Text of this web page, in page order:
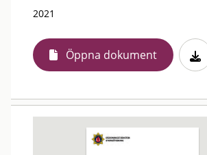
2021
Öppna dokument